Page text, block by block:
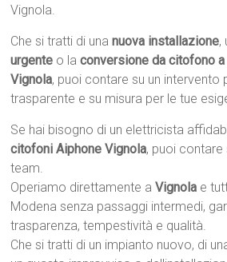
Vignola.
Che si tratti di unanuova installazione,
urgente o laconversione da citofono
Vignola, puoi contare su un intervento
trasparente e su misura per le tue
Se hai bisogno di un elettricista
citofoni Aiphone Vignola, puoi contare
team.
Operiamo direttamente aVignola e
Modena senza passaggi intermedi,
trasparenza, tempestività e qualità.
Che si tratti di un impianto nuovo, di